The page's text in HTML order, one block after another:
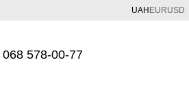
UAH EURUSD
068 578-00-77